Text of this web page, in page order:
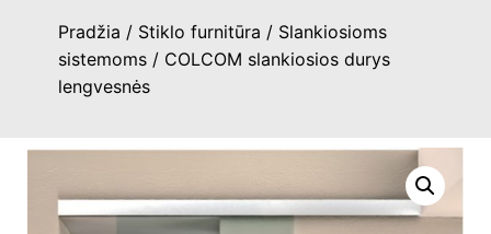
Pradžia / Stiklo furnitūra / Slankiosioms
sistemoms / COLCOM slankiosios durys
lengvesnės